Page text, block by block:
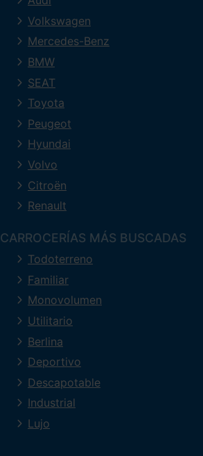
Volkswagen
Mercedes-Benz
BMW
SEAT
Toyota
Peugeot
Hyundai
Volvo
Citroën
Renault
CARROCERÍAS MÁS BUSCADAS
Todoterreno
Familiar
Monovolumen
Utilitario
Berlina
Deportivo
Descapotable
Industrial
Lujo